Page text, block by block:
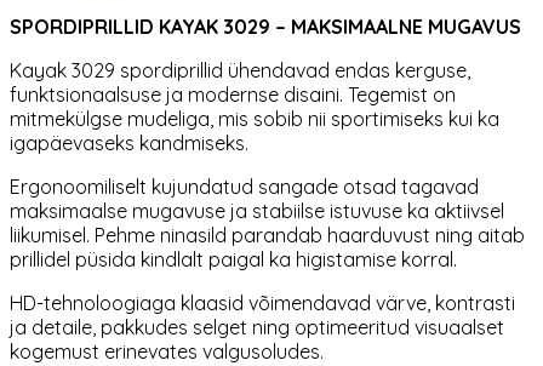
SPORDIPRILLID KAYAK 3029 – MAKSIMAALNE MUGAVUS
Kayak 3029 spordiprillid ühendavad endas kerguse,
funktsionaalsuse ja modernse disaini. Tegemist on
mitmekülgse mudeliga, mis sobib nii sportimiseks kui ka
igapäevaseks kandmiseks.
Ergonoomiliselt kujundatud sangade otsad tagavad
maksimaalse mugavuse ja stabiilse istuvuse ka aktiivsel
liikumisel. Pehme ninasild parandab haarduvust ning aitab
prillidel püsida kindlalt paigal ka higistamise korral.
HD-tehnoloogiaga klaasid võimendavad värve, kontrasti
ja detaile, pakkudes selget ning optimeeritud visuaalset
kogemust erinevates valgusoludes.